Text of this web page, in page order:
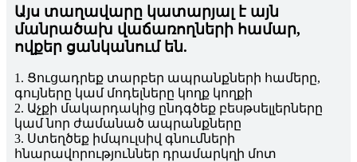
Այս տաղավարը կատարյալ է այն
մանրածախ վաճառողների համար,
ովքեր ցանկանում են.
1. Ցուցադրեք տարբեր ապրանքների համերը,
գույները կամ մոդելները կողք կողքի
2. Աչքի մակարդակից ընդգծեք բեսթսելլերները
կամ նոր ժամանած ապրանքները
3. Ստեղծեք իմպուլսիվ գնումների
հնարավորություններ դրամարկղի մոտ